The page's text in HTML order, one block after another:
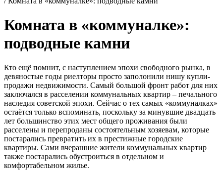
Комната в «коммуналке»:
подводные камни
Кто ещё помнит, с наступлением эпохи свободного рынка, в
девяностые годы риелторы просто заполонили нишу купли-
продажи недвижимости. Самый большой фронт работ для них
заключался в расселении коммунальных квартир – печального
наследия советской эпохи. Сейчас о тех самых «коммуналках»
остаётся только вспоминать, поскольку за минувшие двадцать
лет большинство этих мест общего проживания были
расселены и перепроданы состоятельным хозяевам, которые
постарались превратить их в престижные городские
квартиры. Сами вчерашние жители коммунальных квартир
также постарались обустроиться в отдельном и
комфортабельном жилье.